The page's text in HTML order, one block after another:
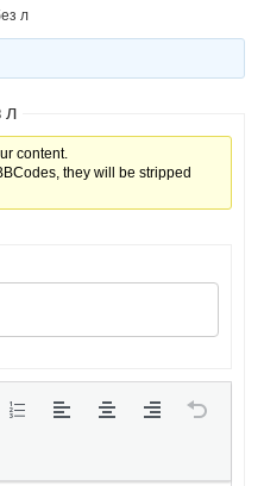
л
л
content.
they will be stripped